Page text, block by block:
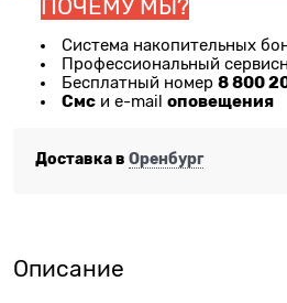
ПОЧЕМУ МЫ?
Система накопительных
Профессиональный
Бесплатный номер 8 800
Смс и e-mail оповещения
Доставка в Оренбург
Описание